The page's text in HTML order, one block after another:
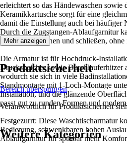
erleichtert so das Händewaschen
Keramikkartusche sorgt für eine
damit die Einstellung auch bei häufiger
Durch die Zugstangen-Ablaufgarnitur
der Armatur öffnen und schließen,
Die Armatur ist für Hochdruck-
Druckspeicher sowie Durchlauferhitzer
wodurch sie sich in viele
Standmontage mit 1-Loch-Montage
Installation, und die glänzende
passt gut zu runden Formen und
Festgezurrt: Diese Waschtischarmatur
Bedienung, schwenkbaren hohen
Ablaufgarnitur für spürbar mehr
Mehr anzeigen
Produktsicherheit
Bereich überspringen
Verantwortlich für Produktsicherheit
Weitere Kategorien